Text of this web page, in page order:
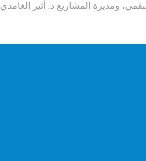
ومديرة المشاريع د. أثير الغامدي